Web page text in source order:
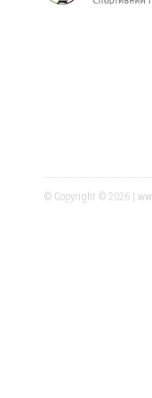
© Copyright © 2026 |